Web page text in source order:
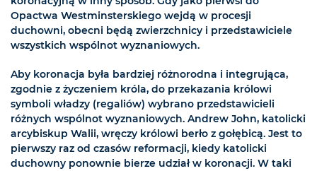
Opactwa Westminsterskiego wejdą w procesji
duchowni, obecni będą zwierzchnicy i przedstawiciele
wszystkich wspólnot wyznaniowych.
Aby koronacja była bardziej różnorodna i integrująca,
zgodnie z życzeniem króla, do przekazania królowi
symboli władzy (regaliów) wybrano przedstawicieli
różnych wspólnot wyznaniowych. Andrew John, katolicki
arcybiskup Walii, wręczy królowi berło z gołębicą. Jest to
pierwszy raz od czasów reformacji, kiedy katolicki
duchowny ponownie bierze udział w koronacji. W taki